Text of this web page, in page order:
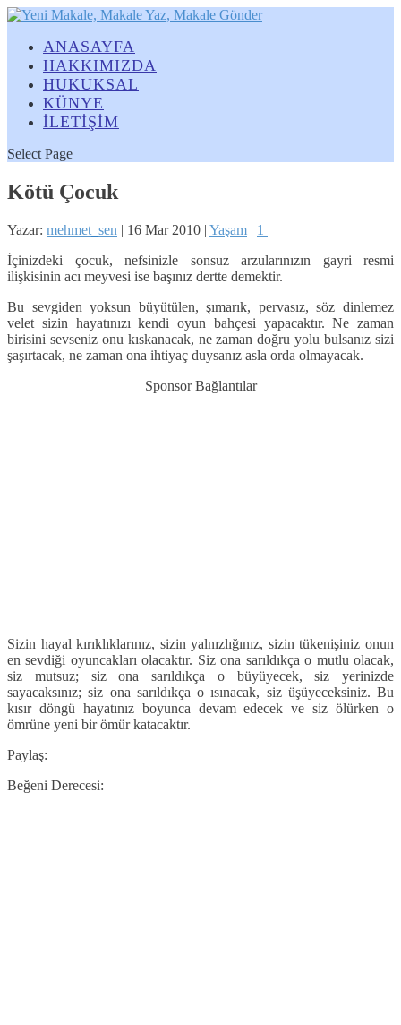
ANASAYFA
HAKKIMIZDA
HUKUKSAL
KÜNYE
İLETİŞİM
Select Page
Kötü Çocuk
Yazar: mehmet_sen | 16 Mar 2010 | Yaşam | 1 |
İçinizdeki çocuk, nefsinizle sonsuz arzularınızın gayri resmi
ilişkisinin acı meyvesi ise başınız dertte demektir.
Bu sevgiden yoksun büyütülen, şımarık, pervasız, söz dinlemez
velet sizin hayatınızı kendi oyun bahçesi yapacaktır. Ne zaman
birisini sevseniz onu kıskanacak, ne zaman doğru yolu bulsanız sizi
şaşırtacak, ne zaman ona ihtiyaç duysanız asla orda olmayacak.
Sponsor Bağlantılar
Sizin hayal kırıklıklarınız, sizin yalnızlığınız, sizin tükenişiniz onun
en sevdiği oyuncakları olacaktır. Siz ona sarıldıkça o mutlu olacak,
siz mutsuz; siz ona sarıldıkça o büyüyecek, siz yerinizde
sayacaksınız; siz ona sarıldıkça o ısınacak, siz üşüyeceksiniz. Bu
kısır döngü hayatınız boyunca devam edecek ve siz ölürken o
ömrüne yeni bir ömür katacaktır.
Paylaş:
Beğeni Derecesi: